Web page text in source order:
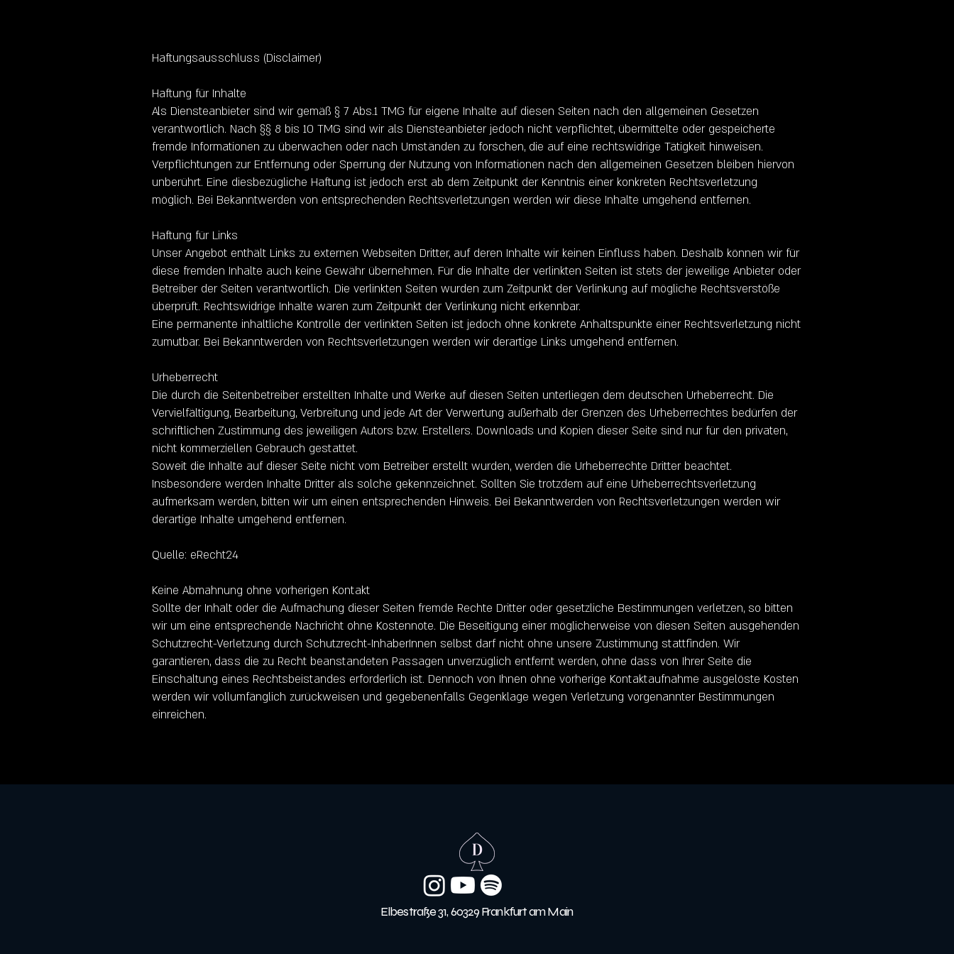
Haftungsausschluss (Disclaimer)
Haftung für Inhalte
Als Diensteanbieter sind wir gemäß § 7 Abs.1 TMG für eigene Inhalte auf diesen Seiten nach den allgemeinen Gesetzen
verantwortlich. Nach §§ 8 bis 10 TMG sind wir als Diensteanbieter jedoch nicht verpflichtet, übermittelte oder gespeicherte
fremde Informationen zu überwachen oder nach Umständen zu forschen, die auf eine rechtswidrige Tätigkeit hinweisen.
Verpflichtungen zur Entfernung oder Sperrung der Nutzung von Informationen nach den allgemeinen Gesetzen bleiben hiervon
unberührt. Eine diesbezügliche Haftung ist jedoch erst ab dem Zeitpunkt der Kenntnis einer konkreten Rechtsverletzung
möglich. Bei Bekanntwerden von entsprechenden Rechtsverletzungen werden wir diese Inhalte umgehend entfernen.
Haftung für Links
Unser Angebot enthält Links zu externen Webseiten Dritter, auf deren Inhalte wir keinen Einfluss haben. Deshalb können wir für
diese fremden Inhalte auch keine Gewähr übernehmen. Für die Inhalte der verlinkten Seiten ist stets der jeweilige Anbieter oder
Betreiber der Seiten verantwortlich. Die verlinkten Seiten wurden zum Zeitpunkt der Verlinkung auf mögliche Rechtsverstöße
überprüft. Rechtswidrige Inhalte waren zum Zeitpunkt der Verlinkung nicht erkennbar.
Eine permanente inhaltliche Kontrolle der verlinkten Seiten ist jedoch ohne konkrete Anhaltspunkte einer Rechtsverletzung nicht
zumutbar. Bei Bekanntwerden von Rechtsverletzungen werden wir derartige Links umgehend entfernen.
Urheberrecht
Die durch die Seitenbetreiber erstellten Inhalte und Werke auf diesen Seiten unterliegen dem deutschen Urheberrecht. Die
Vervielfältigung, Bearbeitung, Verbreitung und jede Art der Verwertung außerhalb der Grenzen des Urheberrechtes bedürfen der
schriftlichen Zustimmung des jeweiligen Autors bzw. Erstellers. Downloads und Kopien dieser Seite sind nur für den privaten,
nicht kommerziellen Gebrauch gestattet.
Soweit die Inhalte auf dieser Seite nicht vom Betreiber erstellt wurden, werden die Urheberrechte Dritter beachtet.
Insbesondere werden Inhalte Dritter als solche gekennzeichnet. Sollten Sie trotzdem auf eine Urheberrechtsverletzung
aufmerksam werden, bitten wir um einen entsprechenden Hinweis. Bei Bekanntwerden von Rechtsverletzungen werden wir
derartige Inhalte umgehend entfernen.
Quelle: eRecht24
Keine Abmahnung ohne vorherigen Kontakt
Sollte der Inhalt oder die Aufmachung dieser Seiten fremde Rechte Dritter oder gesetzliche Bestimmungen verletzen, so bitten
wir um eine entsprechende Nachricht ohne Kostennote. Die Beseitigung einer möglicherweise von diesen Seiten ausgehenden
Schutzrecht-Verletzung durch Schutzrecht-InhaberInnen selbst darf nicht ohne unsere Zustimmung stattfinden. Wir
garantieren, dass die zu Recht beanstandeten Passagen unverzüglich entfernt werden, ohne dass von Ihrer Seite die
Einschaltung eines Rechtsbeistandes erforderlich ist. Dennoch von Ihnen ohne vorherige Kontaktaufnahme ausgelöste Kosten
werden wir vollumfänglich zurückweisen und gegebenenfalls Gegenklage wegen Verletzung vorgenannter Bestimmungen
einreichen.
Elbestraße 31, 60329 Frankfurt am Main